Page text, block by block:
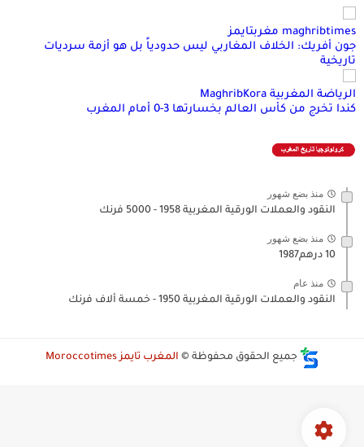
maghribtimes مغربتايمز
جون أفريك: الخلاف المغاربي ليس حدودياً بل هو أزمة سرديات
تاريخية
الرياضة المغربية MaghribKora
كندا تخرج من كأس العالم بخسارتها 3-0 أمام المغرب
منذ بضع شهور
النقود والعملات الورقية المغربية 1958 - 5000 فرنك
منذ بضع شهور
10 درهم1987
منذ عام
النقود والعملات الورقية المغربية 1950 - خمسة ألاف فرنك
جميع الحقوق محفوظة © المغرب تايمز Moroccotimes